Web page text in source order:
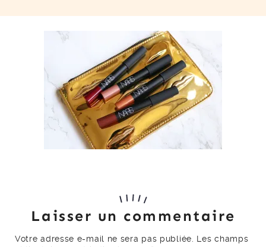
Laisser un commentaire
Votre adresse e-mail ne sera pas publiée.
Les champs